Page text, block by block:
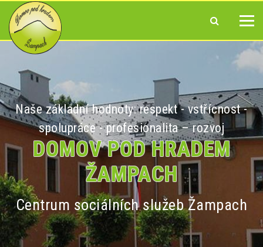
Naše základní hodnoty: respekt - vstřícnost -
spolupráce - profesionalita – rozvoj
DOMOV POD HRADEM
ŽAMPACH
Centrum sociálních služeb Žampach